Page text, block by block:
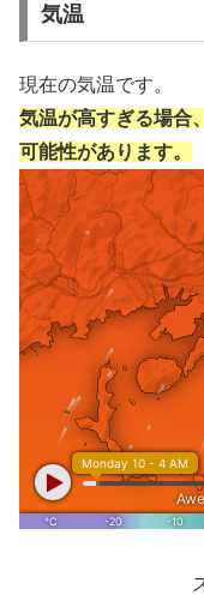
気温
現在の気温です。
気温が高すぎる場合
可能性があります。